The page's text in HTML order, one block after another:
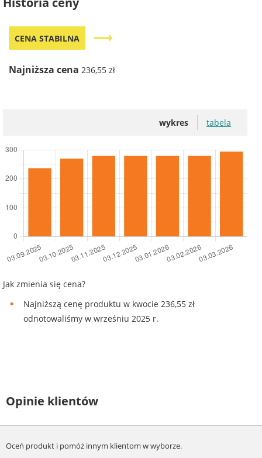
CENA STABILNA trending_flat
Najniższa cena 236,55 zł
wykres tabela
Jak zmienia się cena?
Najniższą cenę produktu w kwocie 236,55 zł
odnotowaliśmy w wrześniu 2025 r.
Opinie klientów
Oceń produkt i pomóż innym klientom w wyborze.